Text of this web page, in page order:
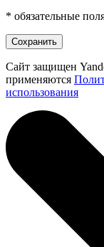
* обязательные
Сохранить
Сайт защищен
применяются
использования